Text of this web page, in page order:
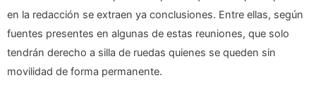
en la redacción se extraen ya conclusiones. Entre ellas, según
fuentes presentes en algunas de estas reuniones, que solo
tendrán derecho a silla de ruedas quienes se queden sin
movilidad de forma permanente.